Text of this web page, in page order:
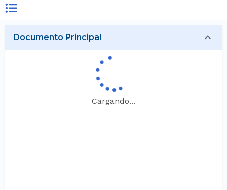
Documento Principal
Cargando...